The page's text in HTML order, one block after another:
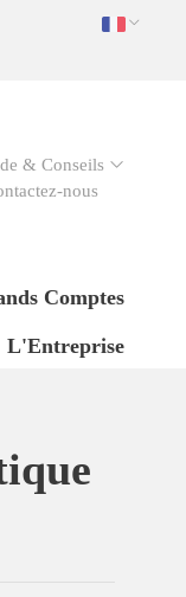
& Conseils
nous
Comptes
L'Entreprise